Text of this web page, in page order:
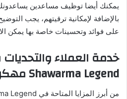
يمكنك أيضا توظيف مساعدين
بالإضافة لإمكانية ترقيتهم، يجب
على فوائد وتحسينات خاصة بها يمكن
خدمة العملاء
Shawarma Legend مهكرة اخر اصدار